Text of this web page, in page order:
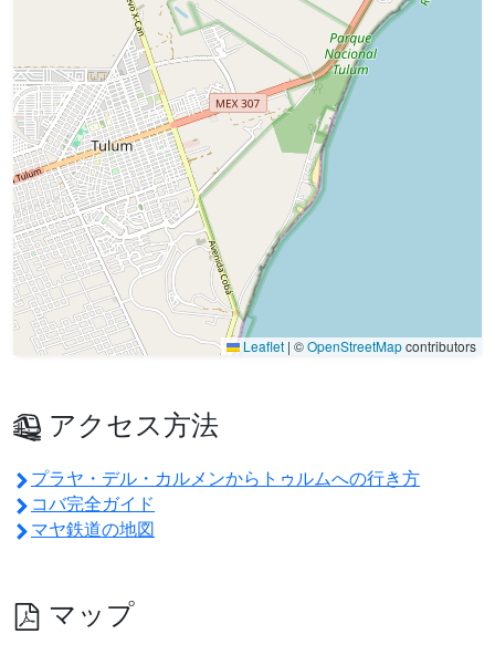
Leaflet | ©OpenStreetMapcontributors
アクセス方法
プラヤ・デル・カルメンからトゥルムへの行き方
コバ完全ガイド
マヤ鉄道の地図
マップ